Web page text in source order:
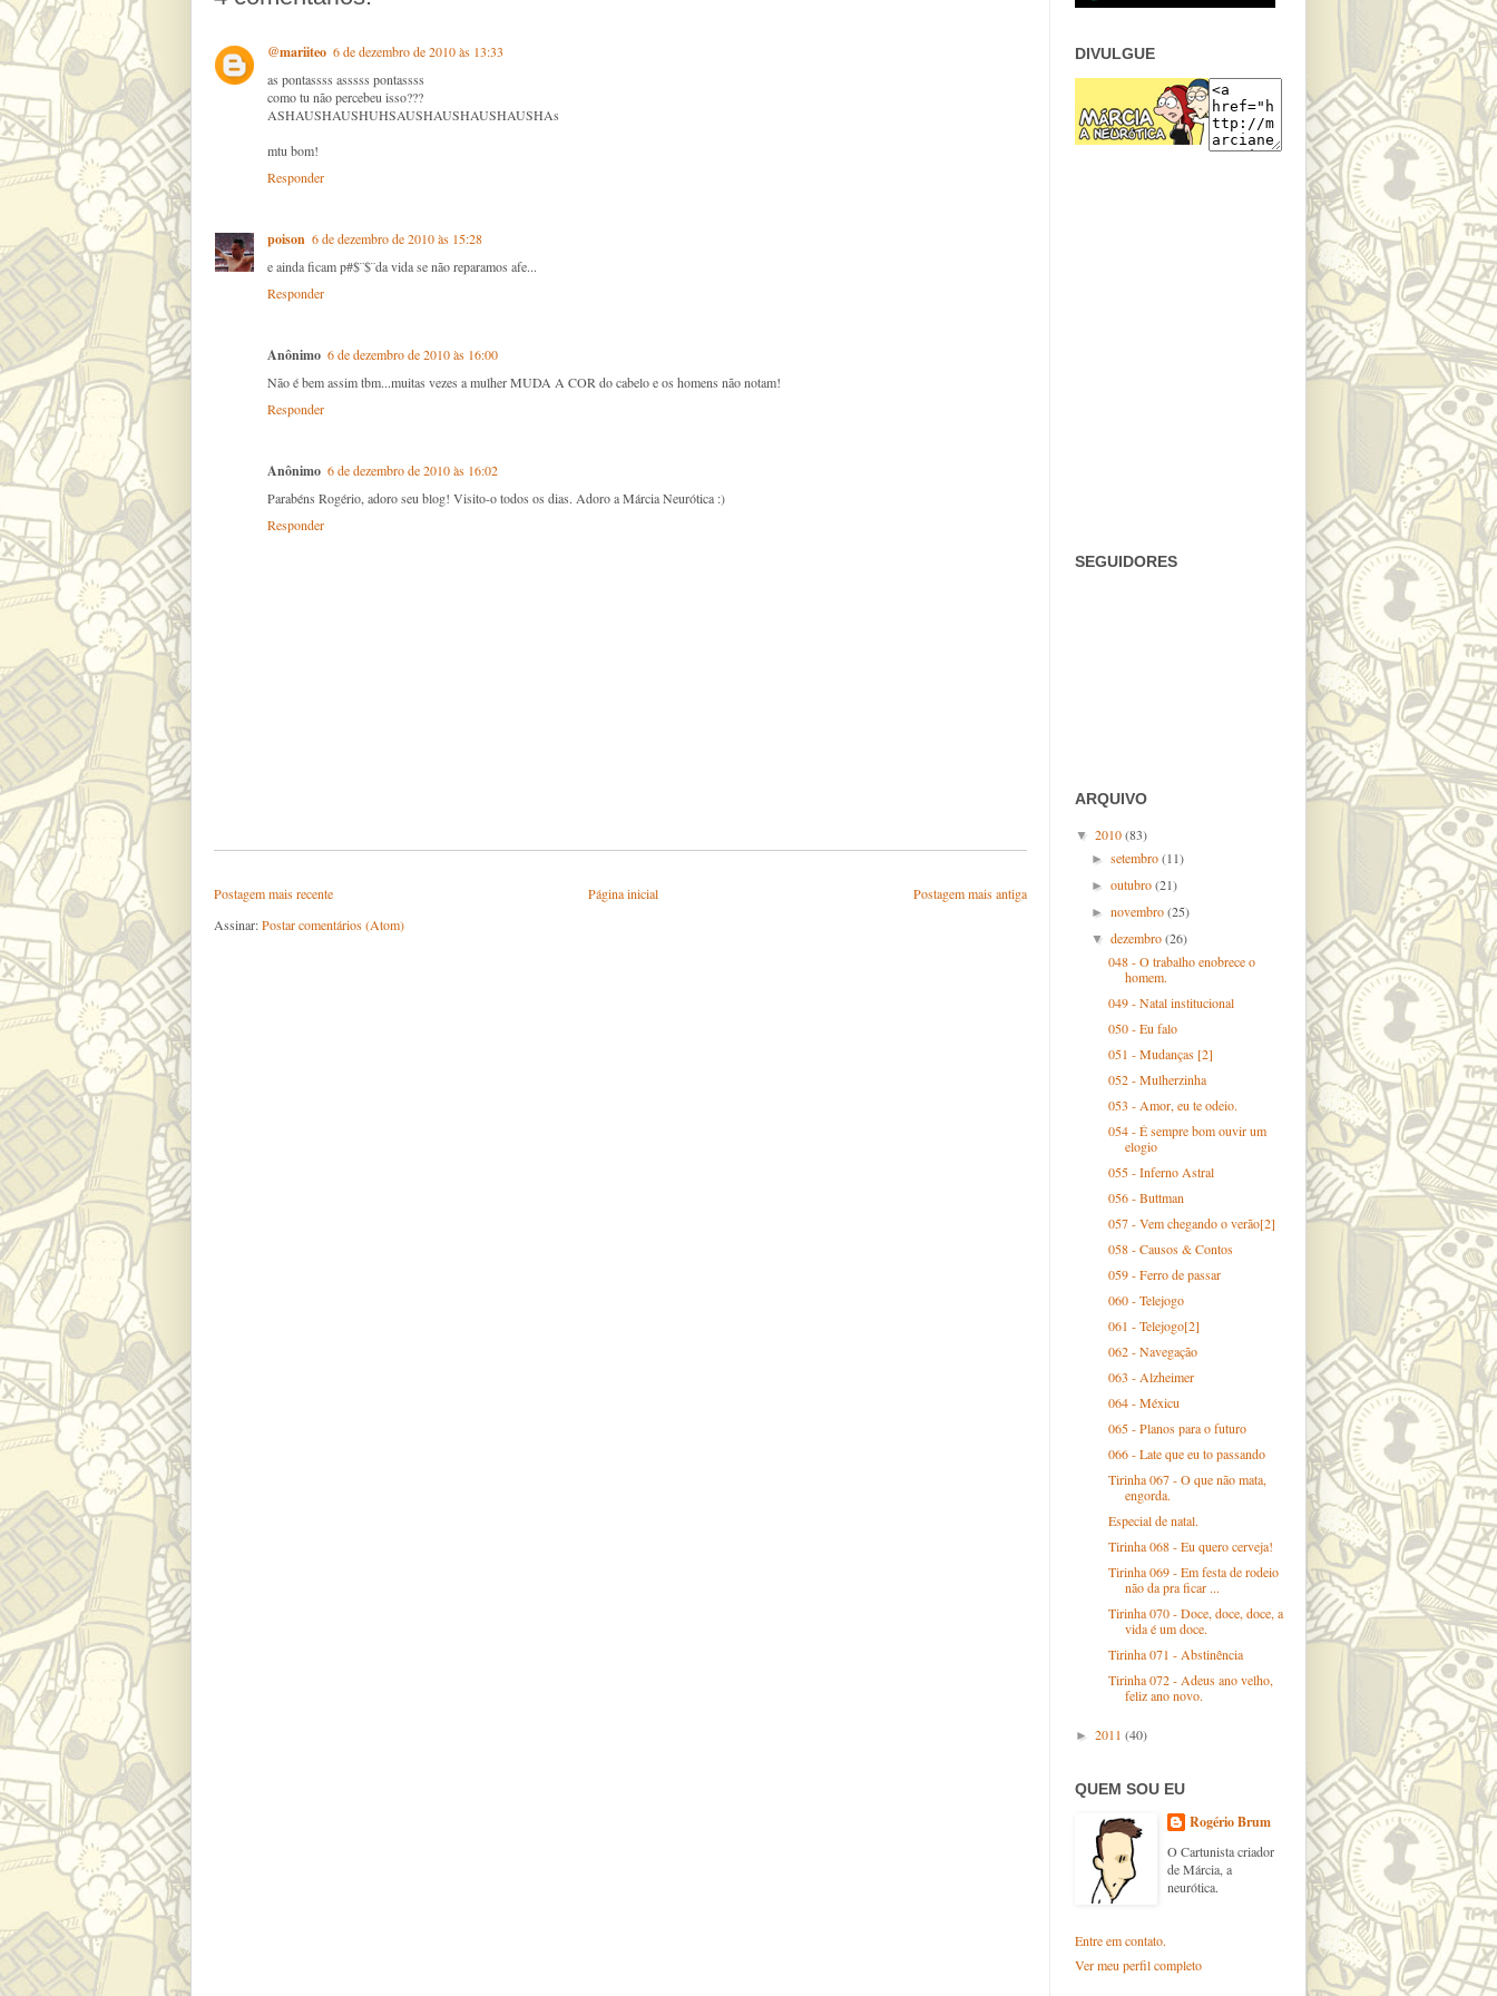
@mariiteo 6 de dezembro de 2010 às 13:33
as pontassss asssss pontassss
como tu não percebeu isso???
ASHAUSHAUSHUHSAUSHAUSHAUSHAUSHAs
mtu bom!
Responder
poison 6 de dezembro de 2010 às 15:28
e ainda ficam p#$¨$¨da vida se não reparamos afe...
Responder
Anônimo 6 de dezembro de 2010 às 16:00
Não é bem assim tbm...muitas vezes a mulher MUDA A COR do cabelo e os homens não notam!
Responder
Anônimo 6 de dezembro de 2010 às 16:02
Parabéns Rogério, adoro seu blog! Visito-o todos os dias. Adoro a Márcia Neurótica :)
Responder
Postagem mais recente Postagem mais antiga
Página inicial
Assinar:Postar comentários (Atom)
DIVULGUE
SEGUIDORES
ARQUIVO
▼ 2010(83)
►setembro(11)
►outubro(21)
►novembro(25)
▼dezembro(26)
048 - O trabalho enobrece o
homem.
049 - Natal institucional
050 - Eu falo
051 - Mudanças [2]
052 - Mulherzinha
053 - Amor, eu te odeio.
054 - É sempre bom ouvir um
elogio
055 - Inferno Astral
056 - Buttman
057 - Vem chegando o verão[2]
058 - Causos & Contos
059 - Ferro de passar
060 - Telejogo
061 - Telejogo[2]
062 - Navegação
063 - Alzheimer
064 - Méxicu
065 - Planos para o futuro
066 - Late que eu to passando
Tirinha 067 - O que não mata,
engorda.
Especial de natal.
Tirinha 068 - Eu quero cerveja!
Tirinha 069 - Em festa de rodeio
não da pra ficar ...
Tirinha 070 - Doce, doce, doce, a
vida é um doce.
Tirinha 071 - Abstinência
Tirinha 072 - Adeus ano velho,
feliz ano novo.
► 2011 (40)
QUEM SOU EU
Rogério Brum
O Cartunista criador
de Márcia, a
neurótica.
Entre em contato.
Ver meu perfil completo